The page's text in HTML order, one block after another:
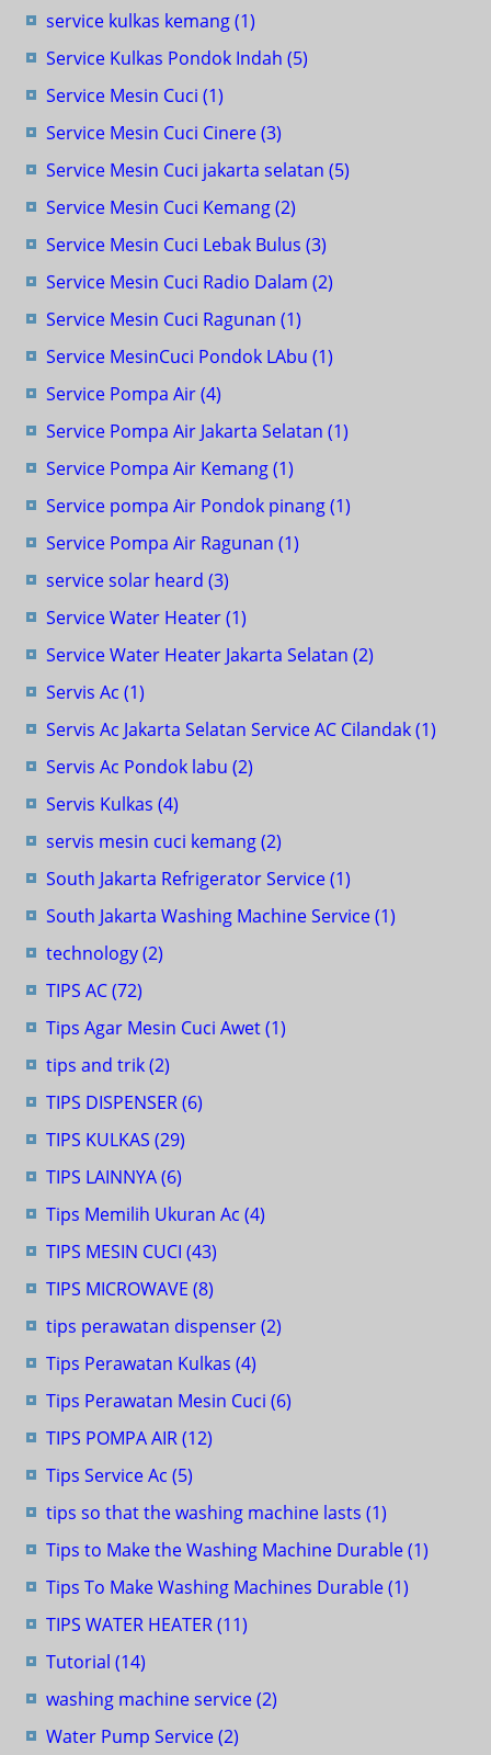
service kulkas kemang(1)
Service Kulkas Pondok Indah (5)
Service Mesin Cuci (1)
Service Mesin Cuci Cinere(3)
Service Mesin Cuci jakarta selatan (5)
Service Mesin Cuci Kemang(2)
Service Mesin Cuci Lebak Bulus (3)
Service Mesin Cuci Radio Dalam (2)
Service Mesin Cuci Ragunan (1)
Service MesinCuci Pondok LAbu (1)
Service Pompa Air(4)
Service Pompa Air Jakarta Selatan (1)
Service Pompa Air Kemang(1)
Service pompa Air Pondok pinang(1)
Service Pompa Air Ragunan (1)
service solar heard (3)
Service Water Heater(1)
Service Water Heater Jakarta Selatan (2)
Servis Ac (1)
Servis Ac Jakarta Selatan Service AC Cilandak(1)
Servis Ac Pondok labu (2)
Servis Kulkas (4)
servis mesin cuci kemang(2)
South Jakarta Refrigerator Service(1)
South Jakarta Washing Machine Service(1)
technology(2)
TIPS AC(72)
Tips Agar Mesin Cuci Awet(1)
tips and trik(2)
TIPS DISPENSER(6)
TIPS KULKAS (29)
TIPS LAINNYA(6)
Tips Memilih Ukuran Ac (4)
TIPS MESIN CUCI (43)
TIPS MICROWAVE (8)
tips perawatan dispenser(2)
Tips Perawatan Kulkas (4)
Tips Perawatan Mesin Cuci (6)
TIPS POMPA AIR(12)
Tips Service Ac (5)
tips so that the washing machine lasts (1)
Tips to Make the Washing Machine Durable(1)
Tips To Make Washing Machines Durable(1)
TIPS WATER HEATER(11)
Tutorial (14)
washing machine service(2)
Water Pump Service(2)